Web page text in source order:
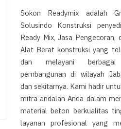
Sokon Readymix adalah
Solusindo Konstruksi
Ready Mix, Jasa Pengecoran,
Alat Berat konstruksi yang
dan melayani
pembangunan di wilayah
dan sekitarnya. Kami hadir
mitra andalan Anda dalam
material beton berkualitas
layanan profesional yang